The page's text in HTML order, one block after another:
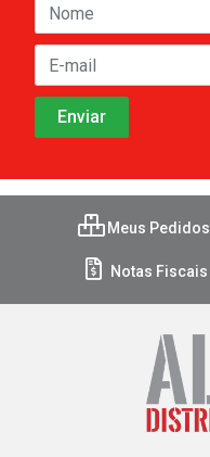
Meus Pedidos
Notas Fiscais